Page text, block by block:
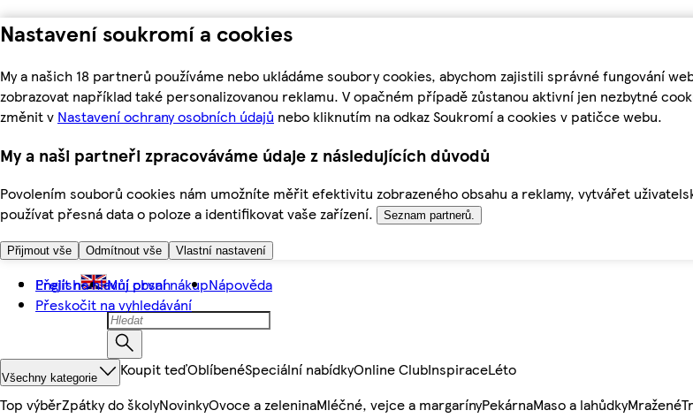
Nastavení soukromí a cookies
My a našich 18 partnerů používáme nebo ukládáme soubory cookies, abychom zajistili správné fungování
zobrazovat například také personalizovanou reklamu. V opačném případě zůstanou aktivní jen nezbytné
změnit v Nastavení ochrany osobních údajů nebo kliknutím na odkaz Soukromí a cookies v patičce webu.
My a naši partneři zpracováváme údaje z následujících důvodů
Povolením souborů cookies nám umožníte měřit efektivitu zobrazeného obsahu a reklamy, vytvářet
používat přesná data o poloze a identifikovat vaše zařízení.
Seznam partnerů.
Přijmout vše Odmítnout vše Vlastní nastavení
Přejít na hlavní obsah
Přeskočit na vyhledávání
English Můj první nákupNápověda
Všechny kategorie Koupit teďOblíbenéSpeciální nabídkyOnline ClubInspiraceLéto
Top výběrZpátky do školyNovinkyOvoce a zeleninaMléčné, vejce a margarínyPekárnaMaso a lahůdkyMražené